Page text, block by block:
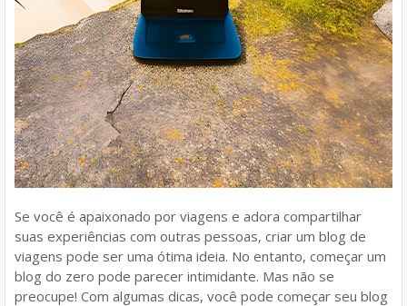
Se você é apaixonado por viagens e adora compartilhar
suas experiências com outras pessoas, criar um blog de
viagens pode ser uma ótima ideia. No entanto, começar um
blog do zero pode parecer intimidante. Mas não se
preocupe! Com algumas dicas, você pode começar seu blog